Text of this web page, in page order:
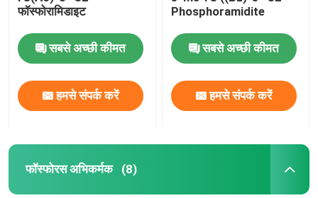
फॉस्फोरामिडाइट
सबसे अच्छी कीमत
हमसे संपर्क करें
Phosphoramidite
सबसे अच्छी कीमत
हमसे संपर्क करें
फॉस्फोरस अभिकर्मक (8)